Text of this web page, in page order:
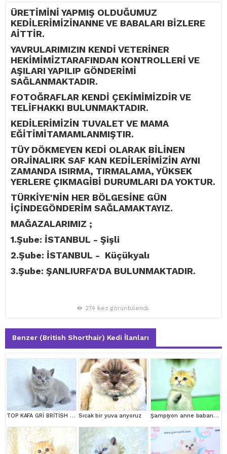
ÜRETİMİNİ YAPMIŞ OLDUĞUMUZ
KEDİLERİMİZİNANNE VE BABALARI BİZLERE
AİTTİR.
YAVRULARIMIZIN KENDİ VETERİNER
HEKİMİMİZTARAFINDAN KONTROLLERİ VE
AŞILARI YAPILIP GÖNDERİMİ
SAĞLANMAKTADIR.
FOTOĞRAFLAR KENDİ ÇEKİMİMİZDİR VE
TELİFHAKKI BULUNMAKTADIR.
KEDİLERİMİZİN TUVALET VE MAMA
EĞİTİMİTAMAMLANMIŞTIR.
TÜY DÖKMEYEN KEDİ OLARAK BİLİNEN
ORJİNALIRK SAF KAN KEDİLERİMİZİN AYNI
ZAMANDA ISIRMA, TIRMALAMA, YÜKSEK
YERLERE ÇIKMAGİBİ DURUMLARI DA YOKTUR.
TÜRKİYE'NİN HER BÖLGESİNE GÜN
İÇİNDEGÖNDERİM SAĞLAMAKTAYIZ.
MAĞAZALARIMIZ ;
1.Şube: İSTANBUL - Şişli
2.Şube: İSTANBUL - Küçükyalı
3.Şube: ŞANLIURFA'DA BULUNMAKTADIR.
274 kez görüntülendi.
Benzer (British Shorthair) Kedi İlanları
TOP KAFA GRİ BRİTİSH SHORTHAİR YAVRUMUZ Sıcak bir yuva arıyoruz Şampiyon anne babanın yavrusu ny11 golden british